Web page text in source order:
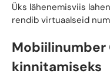
Üks lähenemisviis
rendib virtuaalseid
Mobiilinumber
kinnitamiseks